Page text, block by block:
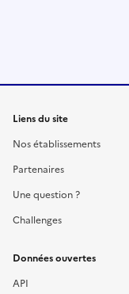
Liens du site
Nos établissements
Partenaires
Une question ?
Challenges
Données ouvertes
API